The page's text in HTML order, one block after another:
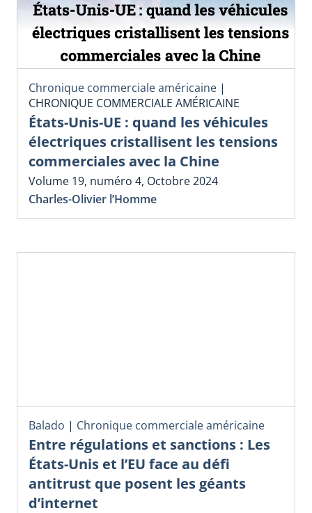
Chronique commerciale américaine |
CHRONIQUE COMMERCIALE AMÉRICAINE
États-Unis-UE : quand les véhicules
électriques cristallisent les tensions
commerciales avec la Chine
Volume 19, numéro 4, Octobre 2024
Charles-Olivier l’Homme
Balado | Chronique commerciale américaine
Entre régulations et sanctions : Les
États-Unis et l’EU face au défi
antitrust que posent les géants
d’internet